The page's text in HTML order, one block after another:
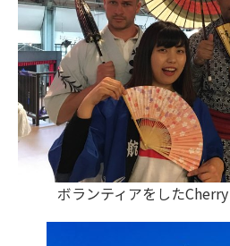
ボランティアをした